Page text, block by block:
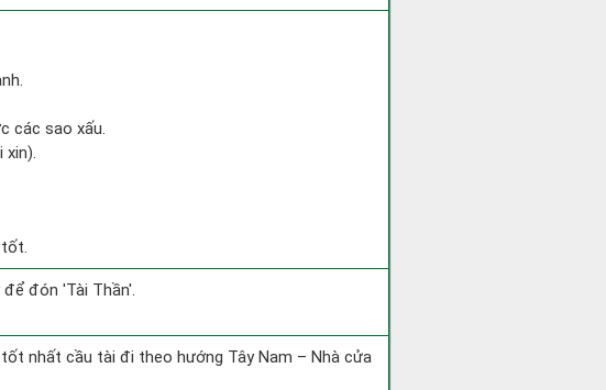
các sao xấu.
xin).
tốt.
đón 'Tài Thần'.
nhất cầu tài đi theo hướng Tây Nam – Nhà cửa